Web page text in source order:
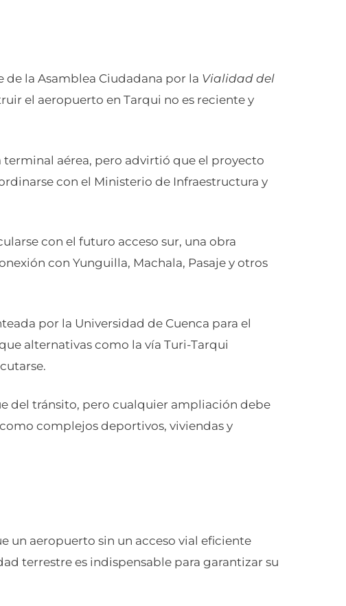
la Asamblea Ciudadana por la Vialidad del
el aeropuerto en Tarqui no es reciente y
aérea, pero advirtió que el proyecto
con el Ministerio de Infraestructura y
con el futuro acceso sur, una obra
con Yunguilla, Machala, Pasaje y otros
por la Universidad de Cuenca para el
alternativas como la vía Turi-Tarqui
del tránsito, pero cualquier ampliación debe
complejos deportivos, viviendas y
un aeropuerto sin un acceso vial eficiente
terrestre es indispensable para garantizar su